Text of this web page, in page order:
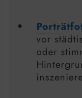
vor
oder